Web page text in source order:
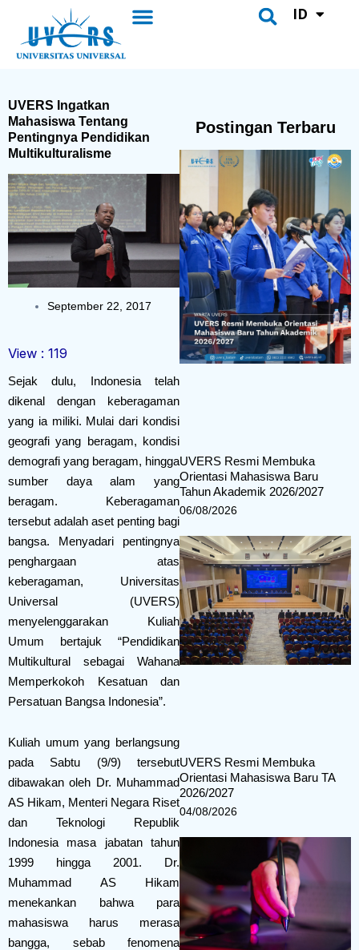
konten
Menu Search
ID
CH
UVERS Ingatkan
Mahasiswa Tentang
Pentingnya Pendidikan
Multikulturalisme
September 22, 2017
View : 119
Sejak dulu, Indonesia telah
dikenal dengan keberagaman
yang ia miliki. Mulai dari kondisi
geografi yang beragam, kondisi
demografi yang beragam, hingga
sumber daya alam yang
beragam. Keberagaman
tersebut adalah aset penting bagi
bangsa. Menyadari pentingnya
penghargaan atas
keberagaman, Universitas
Universal (UVERS)
menyelenggarakan Kuliah
Umum bertajuk “Pendidikan
Multikultural sebagai Wahana
Memperkokoh Kesatuan dan
Persatuan Bangsa Indonesia”.
Kuliah umum yang berlangsung
pada Sabtu (9/9) tersebut
dibawakan oleh Dr. Muhammad
AS Hikam, Menteri Negara Riset
dan Teknologi Republik
Indonesia masa jabatan tahun
1999 hingga 2001. Dr.
Muhammad AS Hikam
menekankan bahwa para
mahasiswa harus merasa
bangga, sebab fenomena
Postingan Terbaru
UVERS Resmi Membuka
Orientasi Mahasiswa Baru
Tahun Akademik 2026/2027
06/08/2026
UVERS Resmi Membuka
Orientasi Mahasiswa Baru TA
2026/2027
04/08/2026